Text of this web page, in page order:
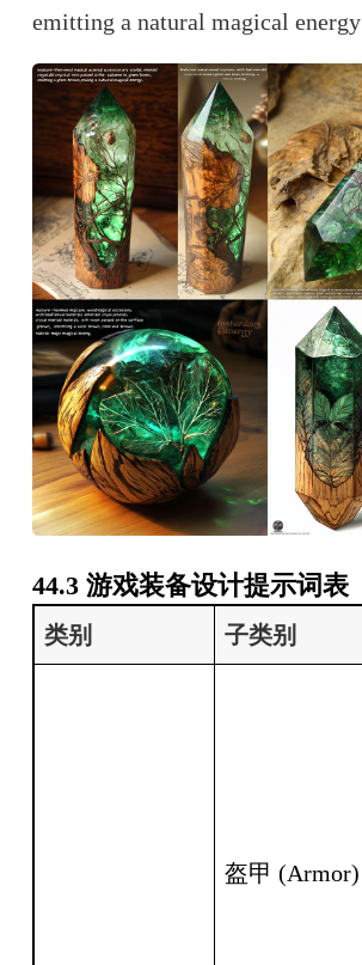
emitting a natural magical energy
44.3 游戏装备设计提示词表
类别 子类别
盔甲 (Armor)